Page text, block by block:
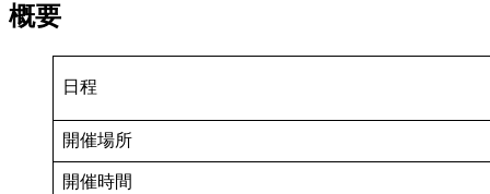
概要
日程
開催場所
開催時間